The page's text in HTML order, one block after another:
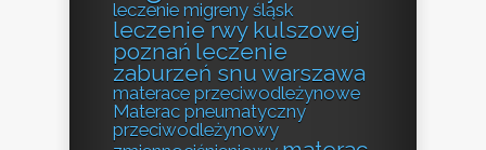
leczenie migreny śląsk
leczenie rwy kulszowej
poznań leczenie
zaburzeń snu warszawa
materace przeciwodleżynowe
Materac pneumatyczny
przeciwodleżynowy